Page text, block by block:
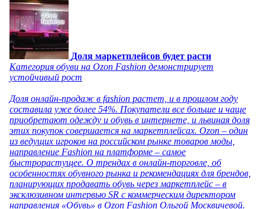
Доля маркетплейсов будет расти
Категория обуви на Ozon Fashion демонстрирует
устойчивый рост
Доля онлайн-продаж в fashion растет, и в прошлом году
составила уже более 54%. Покупатели все больше и чаще
приобретают одежду и обувь в интернете, и львиная доля
этих покупок совершается на маркетплейсах. Ozon – один
из ведущих игроков на российском рынке товаров моды,
направление Fashion на платформе – самое
быстрорастущее. О трендах в онлайн-торговле, об
особенностях обувного рынка и рекомендациях для брендов,
планирующих продавать обувь через маркетплейс – в
эксклюзивном интервью SR с коммерческим директором
направления «Обувь» в Ozon Fashion Ольгой Москвичевой.